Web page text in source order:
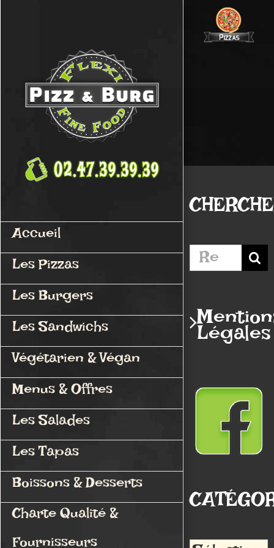
Accueil
Les Pizzas
Les Burgers
Les Sandwichs
Végétarien & Végan
Menus & Offres
Les Salades
Les Tapas
Boissons & Desserts
Charte Qualité &
Rechercher:
Légales